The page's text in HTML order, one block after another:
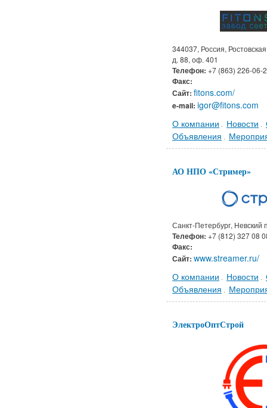
344037, Россия,
д. 88, оф. 401
Телефон: +7 (863) 226-06-
Факс:
Сайт: fitons.com/
e-mail: igor@fitons.com
О компании . Новости .
Объявления .
АО НПО «Стример»
Санкт-Петербург,
Телефон: +7 (812) 327 08
Факс:
Сайт: www.streamer.ru/
О компании . Новости .
Объявления .
ЭлектроОптСтрой